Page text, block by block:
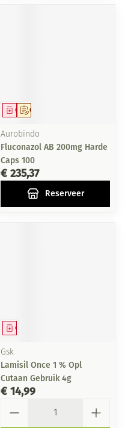
Op voorschrift
Geneesmiddel
Aurobindo
Fluconazol AB 200mg Harde
Caps 100
€ 235,37
Reserveer
Geneesmiddel
Gsk
Lamisil Once 1 % Opl
Cutaan Gebruik 4g
€ 14,99